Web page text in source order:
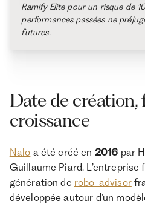
Ramify Elite pour un risque de
performances passées ne
futures.
Date de
croissance
Nalo a été créé en 2016 par
Guillaume Piard.
génération de robo-advisor
développée autour d’un